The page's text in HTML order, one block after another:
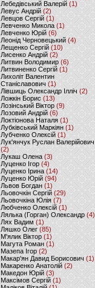
Лебедівський Валерій(1)
Левус Андрій(2)
Левцов Сергій (1)
Левченко Микола (1)
Левченко Юрій (6)
Леонід Черновецький (4)
Лещенко Сергій (10)
Лисенко Андрій (2)
Литвин Володимир (6)
Литвиненко Сергій (1)
Лихоліт Валентин
Станіславович (1)
Лівшиць Олександр Ілліч (2)
Ложкін Борис(13)
Лозінський Віктор(9)
Лозовий Андрій (6)
Локтіонова Наталя (1)
Лубківський Маркіян(1)
Лубченко Олексій (1)
Лук'янчук Руслан Валерійович
(2)
Лукаш Олена (3)
Луценко Ігор (4)
Луценко Ірина (14)
Луценко Юрій (94)
Львов Богдан (1)
Льовочкін Сергій (29)
Льовочкіна Юлія(7)
Любченко Олексій(1)
Лялька (Горган) Олександр(4)
Лях Вадим (1)
Ляшко Олег (85)
М'ялик Віктор(1)
Магута Роман(1)
Мазепа Ігор (2)
Макар'ян Давид Борисович(1)
Макаренко Анатолій (2)
Македон Юрій(3)
Максімов Сергій (1)